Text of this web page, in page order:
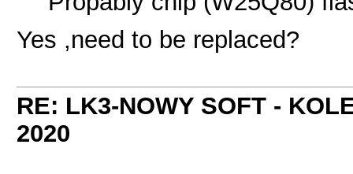
Yes ,need to be replaced?
RE: LK3-NOWY SOFT -
2020